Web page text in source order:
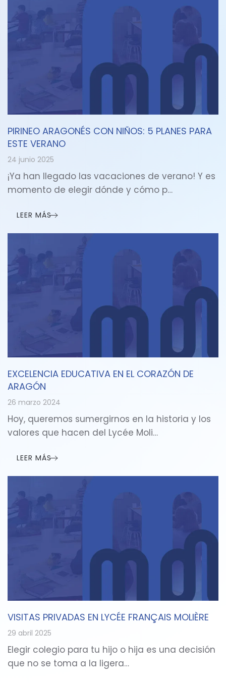
PIRINEO ARAGONÉS CON NIÑOS: 5 PLANES PARA
ESTE VERANO
24 junio 2025
¡Ya han llegado las vacaciones de verano! Y es
momento de elegir dónde y cómo p…
LEER MÁS
EXCELENCIA EDUCATIVA EN EL CORAZÓN DE
ARAGÓN
26 marzo 2024
Hoy, queremos sumergirnos en la historia y los
valores que hacen del Lycée Moli…
LEER MÁS
VISITAS PRIVADAS EN LYCÉE FRANÇAIS MOLIÈRE
29 abril 2025
Elegir colegio para tu hijo o hija es una decisión
que no se toma a la ligera…